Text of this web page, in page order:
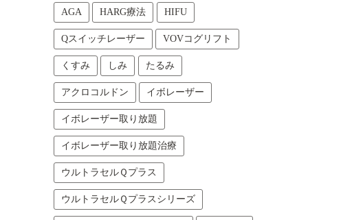
AGA HARG療法 HIFU
Qスイッチレーザー VOVコグリフト
くすみ しみ たるみ
アクロコルドン イボレーザー
イボレーザー取り放題
イボレーザー取り放題治療
ウルトラセルＱプラス
ウルトラセルＱプラスシリーズ